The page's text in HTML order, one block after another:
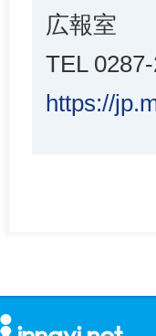
広報室
TEL
https://